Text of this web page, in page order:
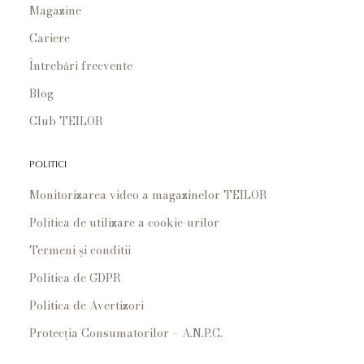
Magazine
Cariere
Întrebări frecvente
Blog
Club TEILOR
POLITICI
Monitorizarea video a magazinelor TEILOR
Politica de utilizare a cookie-urilor
Termeni și conditii
Politica de GDPR
Politica de Avertizori
Protecția Consumatorilor – A.N.P.C.